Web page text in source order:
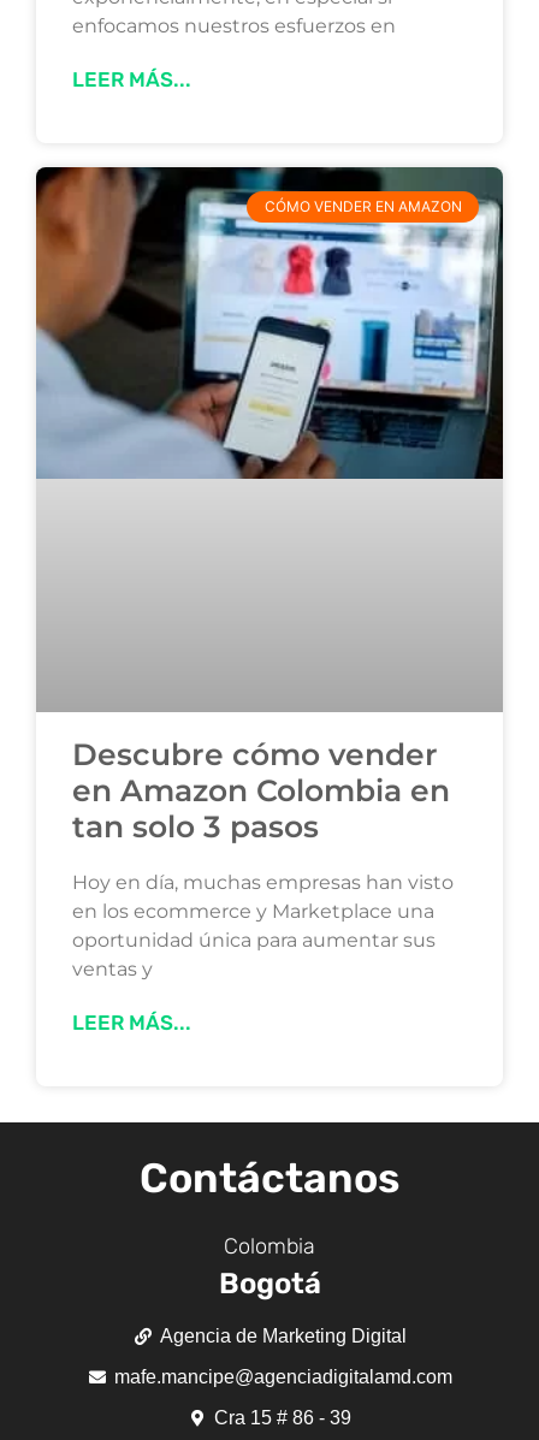
enfocamos nuestros esfuerzos en
LEER MÁS...
CÓMO VENDER EN AMAZON
Descubre cómo vender
en Amazon Colombia en
tan solo 3 pasos
Hoy en día, muchas empresas han visto
en los ecommerce y Marketplace una
oportunidad única para aumentar sus
ventas y
LEER MÁS...
Contáctanos
Colombia
Bogotá
Agencia de Marketing Digital
mafe.mancipe@agenciadigitalamd.com
Cra 15 # 86 - 39